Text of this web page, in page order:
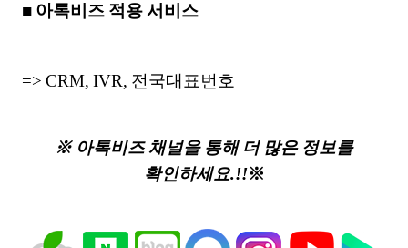
■ 아톡비즈 적용 서비스
=> CRM, IVR, 전국대표번호
※ 아톡비즈 채널을 통해 더 많은 정보를
확인하세요.!!※